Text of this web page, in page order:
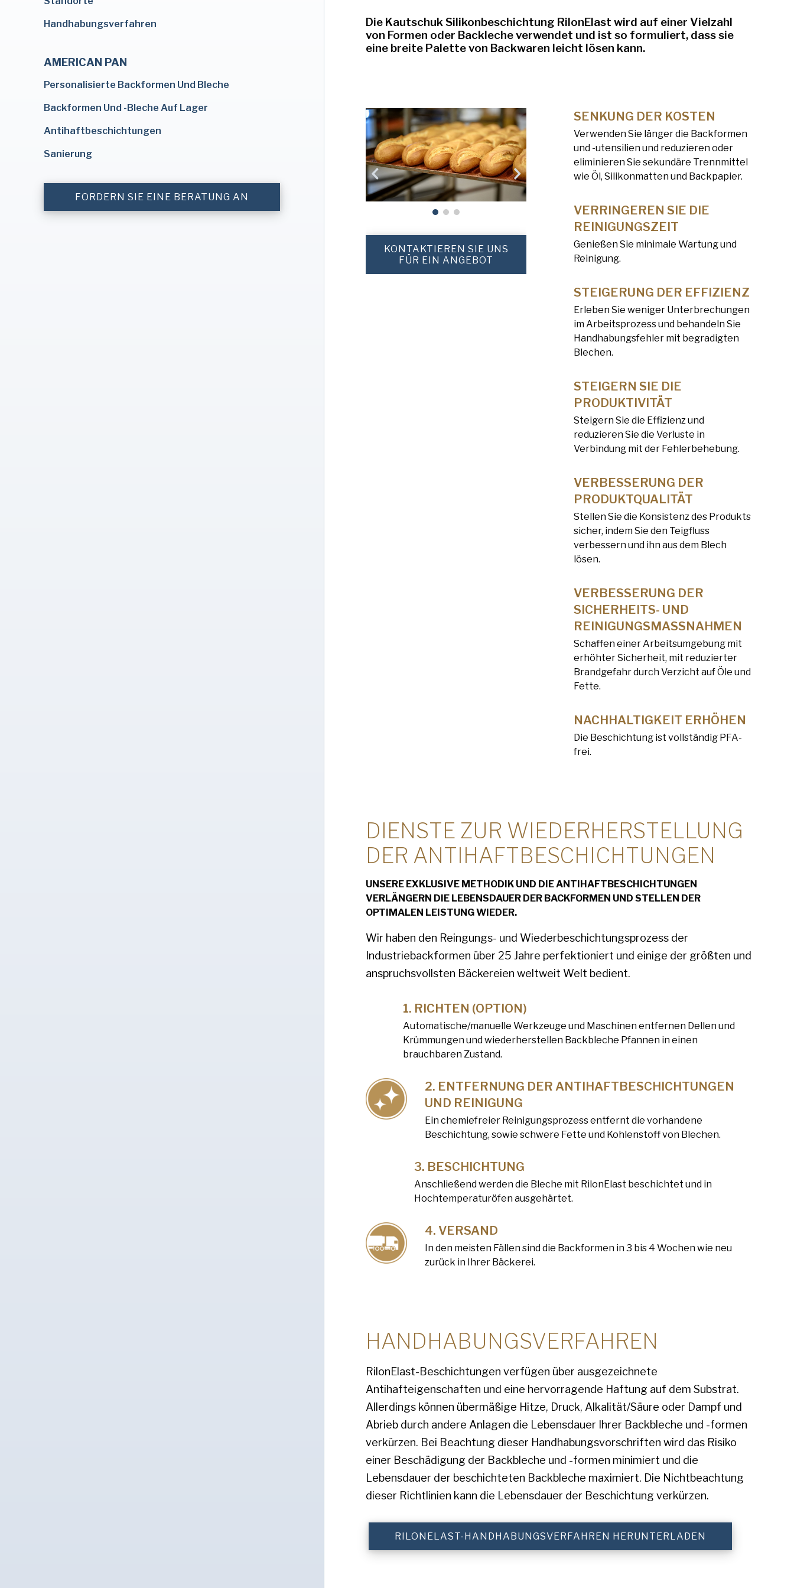
Handhabungsverfahren
AMERICAN PAN
Personalisierte Backformen Und Bleche
Backformen Und -Bleche Auf Lager
Antihaftbeschichtungen
Sanierung
FORDERN SIE EINE BERATUNG AN
Die Kautschuk Silikonbeschichtung RilonElast wird auf einer Vielzahl
von Formen oder Backleche verwendet und ist so formuliert, dass sie
eine breite Palette von Backwaren leicht lösen kann.
KONTAKTIEREN SIE UNS
FÜR EIN ANGEBOT
SENKUNG DER KOSTEN
Verwenden Sie länger die Backformen
und -utensilien und reduzieren oder
eliminieren Sie sekundäre Trennmittel
wie Öl, Silikonmatten und Backpapier.
VERRINGEREN SIE DIE
REINIGUNGSZEIT
Genießen Sie minimale Wartung und
Reinigung.
STEIGERUNG DER EFFIZIENZ
Erleben Sie weniger Unterbrechungen
im Arbeitsprozess und behandeln Sie
Handhabungsfehler mit begradigten
Blechen.
STEIGERN SIE DIE
PRODUKTIVITÄT
Steigern Sie die Effizienz und
reduzieren Sie die Verluste in
Verbindung mit der Fehlerbehebung.
VERBESSERUNG DER
PRODUKTQUALITÄT
Stellen Sie die Konsistenz des Produkts
sicher, indem Sie den Teigfluss
verbessern und ihn aus dem Blech
lösen.
VERBESSERUNG DER
SICHERHEITS- UND
REINIGUNGSMASSNAHMEN
Schaffen einer Arbeitsumgebung mit
erhöhter Sicherheit, mit reduzierter
Brandgefahr durch Verzicht auf Öle und
Fette.
NACHHALTIGKEIT ERHÖHEN
Die Beschichtung ist vollständig PFA-
frei.
DIENSTE ZUR WIEDERHERSTELLUNG
DER ANTIHAFTBESCHICHTUNGEN
UNSERE EXKLUSIVE METHODIK UND DIE ANTIHAFTBESCHICHTUNGEN
VERLÄNGERN DIE LEBENSDAUER DER BACKFORMEN UND STELLEN DER
OPTIMALEN LEISTUNG WIEDER.
Wir haben den Reingungs- und Wiederbeschichtungsprozess der
Industriebackformen über 25 Jahre perfektioniert und einige der größten und
anspruchsvollsten Bäckereien weltweit Welt bedient.
RICHTEN (OPTION)
Automatische/manuelle Werkzeuge und Maschinen entfernen Dellen und
Krümmungen und wiederherstellen Backbleche Pfannen in einen
brauchbaren Zustand.
ENTFERNUNG DER ANTIHAFTBESCHICHTUNGEN
UND REINIGUNG
Ein chemiefreier Reinigungsprozess entfernt die vorhandene
Beschichtung, sowie schwere Fette und Kohlenstoff von Blechen.
BESCHICHTUNG
Anschließend werden die Bleche mit RilonElast beschichtet und in
Hochtemperaturöfen ausgehärtet.
VERSAND
In den meisten Fällen sind die Backformen in 3 bis 4 Wochen wie neu
zurück in Ihrer Bäckerei.
HANDHABUNGSVERFAHREN
RilonElast-Beschichtungen verfügen über ausgezeichnete
Antihafteigenschaften und eine hervorragende Haftung auf dem Substrat.
Allerdings können übermäßige Hitze, Druck, Alkalität/Säure oder Dampf und
Abrieb durch andere Anlagen die Lebensdauer Ihrer Backbleche und -formen
verkürzen. Bei Beachtung dieser Handhabungsvorschriften wird das Risiko
einer Beschädigung der Backbleche und -formen minimiert und die
Lebensdauer der beschichteten Backbleche maximiert. Die Nichtbeachtung
dieser Richtlinien kann die Lebensdauer der Beschichtung verkürzen.
RILONELAST-HANDHABUNGSVERFAHREN HERUNTERLADEN